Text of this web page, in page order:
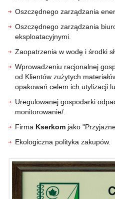
Oszczędnego zarządzania
Oszczędnego zarządzania
eksploatacyjnymi.
Zaopatrzenia w wodę i środki
Wprowadzeniu racjonalnej
od Klientów zużytych
opakowań celem ich utylizacji
Uregulowanej gospodarki
monitorowanie/.
Firma Kserkom jako
Ekologiczna polityka zakupów.